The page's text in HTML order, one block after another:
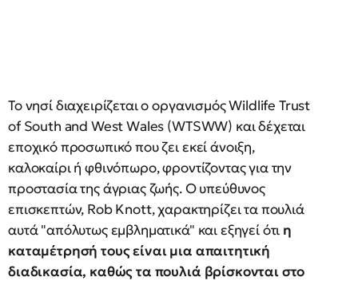
Το νησί διαχειρίζεται ο οργανισμός Wildlife Trust
of South and West Wales (WTSWW) και δέχεται
εποχικό προσωπικό που ζει εκεί άνοιξη,
καλοκαίρι ή φθινόπωρο, φροντίζοντας για την
προστασία της άγριας ζωής. Ο υπεύθυνος
επισκεπτών, Rob Knott, χαρακτηρίζει τα πουλιά
αυτά "απόλυτως εμβληματικά" και εξηγεί ότι η
καταμέτρησή τους είναι μια απαιτητική
διαδικασία, καθώς τα πουλιά βρίσκονται στο